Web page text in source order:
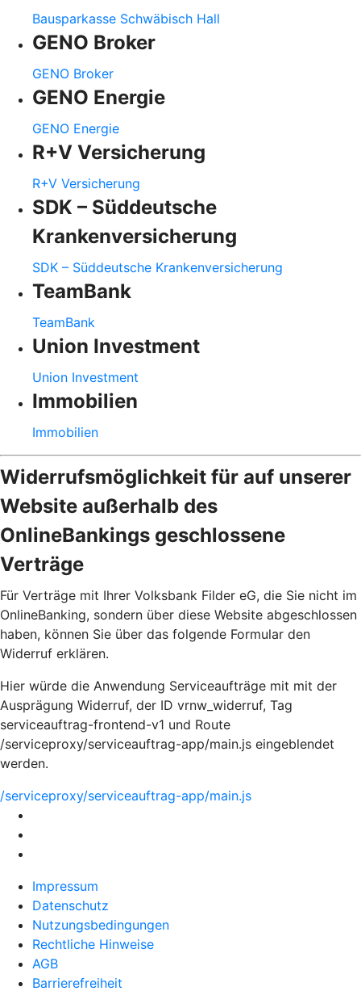
Bausparkasse Schwäbisch Hall
GENO Broker
GENO Broker
GENO Energie
GENO Energie
R+V Versicherung
R+V Versicherung
SDK – Süddeutsche
Krankenversicherung
SDK – Süddeutsche Krankenversicherung
TeamBank
TeamBank
Union Investment
Union Investment
Immobilien
Immobilien
Widerrufsmöglichkeit für auf unserer
Website außerhalb des
OnlineBankings geschlossene
Verträge
Für Verträge mit Ihrer Volksbank Filder eG, die Sie nicht im
OnlineBanking, sondern über diese Website abgeschlossen
haben, können Sie über das folgende Formular den
Widerruf erklären.
Hier würde die Anwendung Serviceaufträge mit mit der
Ausprägung Widerruf, der ID vrnw_widerruf, Tag
serviceauftrag-frontend-v1 und Route
/serviceproxy/serviceauftrag-app/main.js eingeblendet
werden.
/serviceproxy/serviceauftrag-app/main.js
Impressum
Datenschutz
Nutzungsbedingungen
Rechtliche Hinweise
AGB
Barrierefreiheit